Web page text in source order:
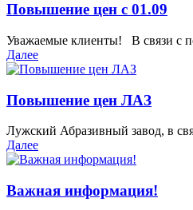
Повышение цен с 01.09
Уважаемые клиенты! В связи с
Далее
Повышение цен ЛАЗ
Лужский Абразивный завод, в
Далее
Важная информация!